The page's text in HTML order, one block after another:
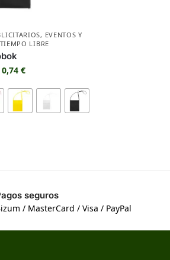
, EVENTOS Y
LIBRE
0,74€
seguros
/ MasterCard / Visa / PayPal